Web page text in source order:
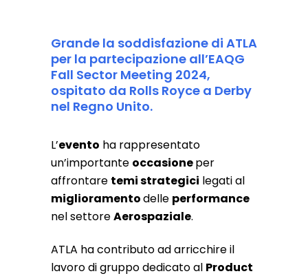
Grande la soddisfazione di ATLA
per la partecipazione all’EAQG
Fall Sector Meeting 2024,
ospitato da Rolls Royce a Derby
nel Regno Unito.
L’evento ha rappresentato
un’importante occasioneper
affrontare temi strategici legati al
miglioramentodelle performance
nel settoreAerospaziale.
ATLA ha contributo ad arricchire il
lavoro di gruppo dedicato al Product